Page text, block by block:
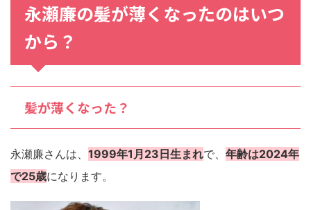
永瀬廉の髪が薄くなったのはいつ
から？
髪が薄くなった？
永瀬廉さんは、 1999年1月23日生まれで、 年齢は2024年
で25歳になります。